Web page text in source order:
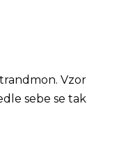
Vzor
sebe se tak